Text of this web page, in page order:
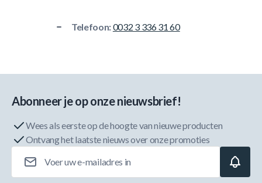
Telefoon:0032 3 336 31 60
Abonneer je op onze nieuwsbrief!
Wees als eerste op de hoogte van nieuwe producten
Ontvang het laatste nieuws over onze promoties